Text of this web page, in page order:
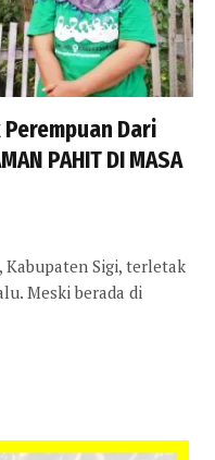
Dari
PAHIT DI MASA
Kabupaten Sigi, terletak
Meski berada di